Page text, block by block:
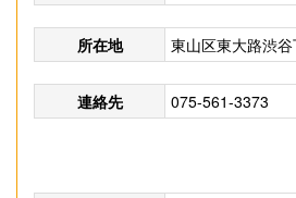
所在地 東山区東大路渋
連絡先 075-561-3373